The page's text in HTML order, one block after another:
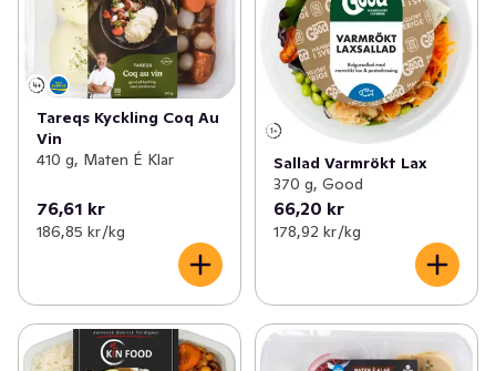
Tareqs Kyckling Coq Au
Vin
410 g, Maten É Klar
76,61 kr
186,85 kr /kg
Sallad Varmrökt Lax
370 g, Good
66,20 kr
178,92 kr /kg